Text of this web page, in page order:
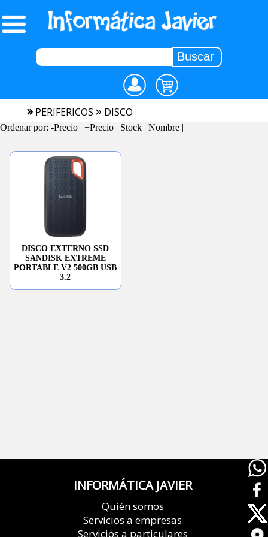
» PERIFERICOS » DISCO
Ordenar por: -Precio | +Precio | Stock | Nombre |
DISCO EXTERNO SSD
SANDISK EXTREME
PORTABLE V2 500GB USB
3.2
INFORMÁTICA JAVIER
Quién somos
Servicios a empresas
Servicios a particulares